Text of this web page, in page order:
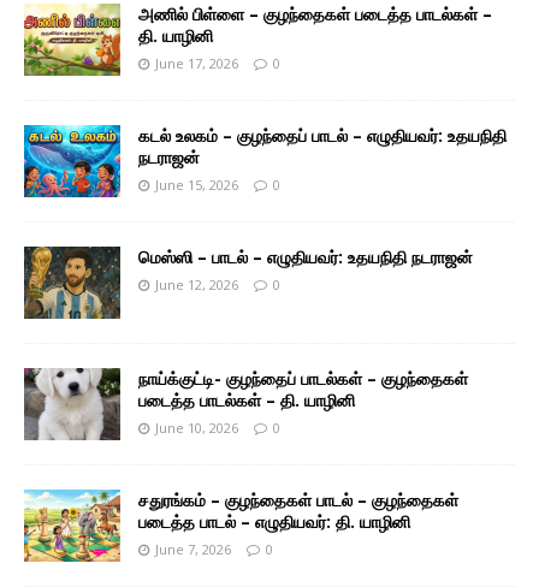
அணில் பிள்ளை – குழந்தைகள் படைத்த பாடல்கள் –
தி. யாழினி
June 17, 2026 0
கடல் உலகம் – குழந்தைப் பாடல் – எழுதியவர்: உதயநிதி
நடராஜன்
June 15, 2026 0
மெஸ்ஸி – பாடல் – எழுதியவர்: உதயநிதி நடராஜன்
June 12, 2026 0
நாய்க்குட்டி- குழந்தைப் பாடல்கள் – குழந்தைகள்
படைத்த பாடல்கள் – தி. யாழினி
June 10, 2026 0
சதுரங்கம் – குழந்தைகள் பாடல் – குழந்தைகள்
படைத்த பாடல் – எழுதியவர்: தி. யாழினி
June 7, 2026 0